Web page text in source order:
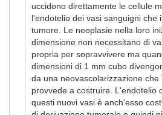
uccidono direttamente le cellule
l'endotelio dei vasi sanguigni che
tumore. Le neoplasie nella loro
dimensione non necessitano di
propria per sopravvivere ma
dimensioni di 1 mm cubo
da una neovascolarizzazione che
provvede a costruire. L'endotelio
questi nuovi vasi è anch'esso